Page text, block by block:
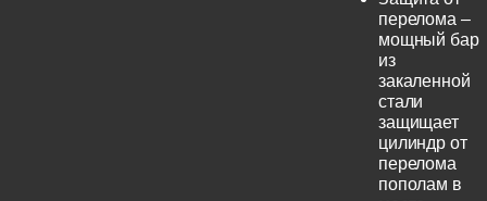
перелома –
мощный бар
из
закаленной
стали
защищает
цилиндр от
перелома
пополам в